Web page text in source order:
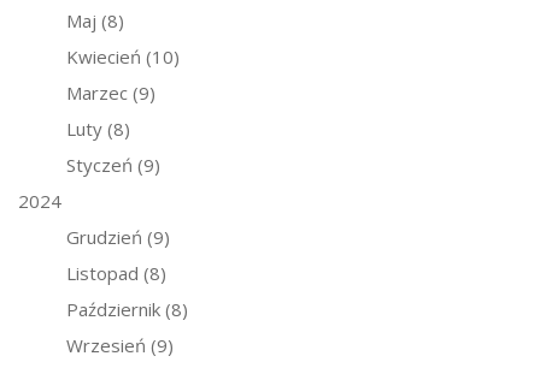
Maj (8)
Kwiecień (10)
Marzec (9)
Luty (8)
Styczeń (9)
2024
Grudzień (9)
Listopad (8)
Październik (8)
Wrzesień (9)